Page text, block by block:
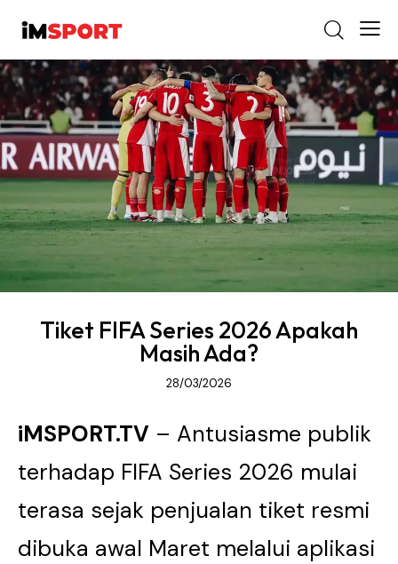
Tiket FIFA Series 2026 Apakah
Masih Ada?
28/03/2026
iMSPORT.TV – Antusiasme publik
terhadap FIFA Series 2026 mulai
terasa sejak penjualan tiket resmi
dibuka awal Maret melalui aplikasi